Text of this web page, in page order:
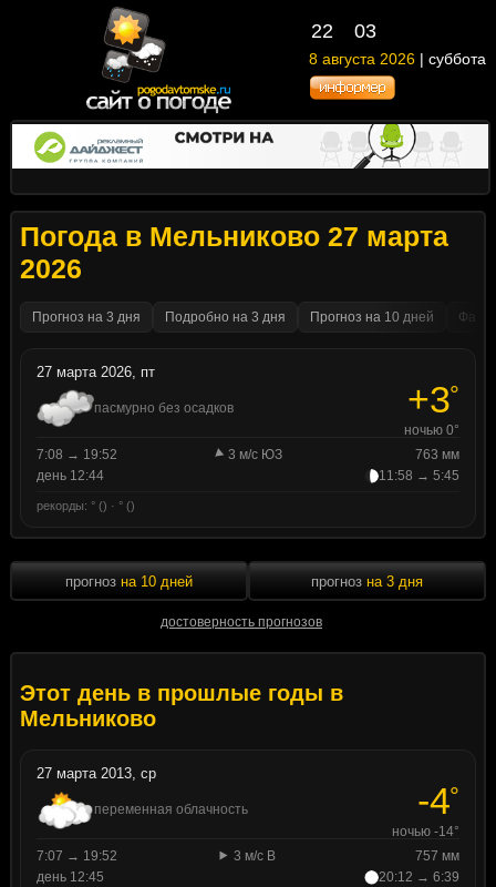
22 03
8 августа 2026 | суббота
Погода в Мельниково 27 марта
2026
Прогноз на 3 дня Подробно на 3 дня Прогноз на 10 дней
27 марта 2026, пт
пасмурно без осадков +3°
ночью 0°
7:08 → 19:52
3 м/с ЮЗ
763 мм
день 12:44
11:58 → 5:45
рекорды: ° () · ° ()
прогноз на 10 дней
достоверность прогнозов
прогноз на 3 дня
Этот день в прошлые годы в
Мельниково
27 марта 2013, ср
переменная облачность -4°
ночью -14°
7:07 → 19:52
3 м/с В
757 мм
день 12:45
20:12 → 6:39